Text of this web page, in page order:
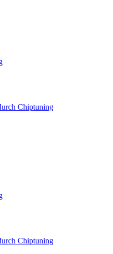
Chiptuning
Chiptuning